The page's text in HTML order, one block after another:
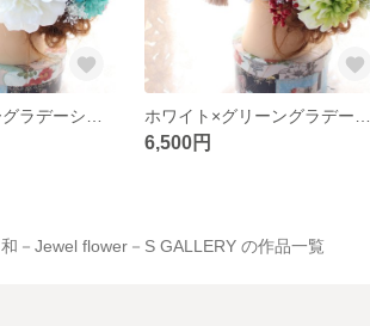
6,500円
和－Jewel flower－S GALLERY の作品一覧